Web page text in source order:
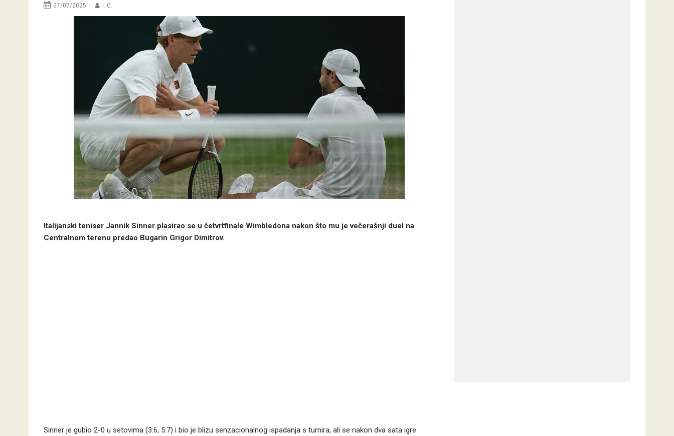
07/07/2025 I. Ć.
Italijanski teniser Jannik Sinner plasirao se u četvrtfinale Wimbledona nakon što mu je večerašnji duel na
Centralnom terenu predao Bugarin Grigor Dimitrov.
Sinner je gubio 2-0 u setovima (3:6, 5:7) i bio je blizu senzacionalnog ispadanja s turnira, ali se nakon dva sata igre